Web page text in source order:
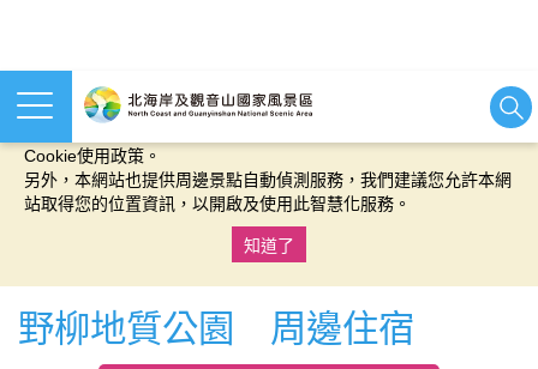
本網站使用cookies等相關技術以持續優化網站服務，並有助於為
Cookie使用政策。
另外，本網站也提供周邊景點自動偵測服務，我們建議您允許本網
站取得您的位置資訊，以開啟及使用此智慧化服務。
知道了
野柳地質公園 周邊住宿